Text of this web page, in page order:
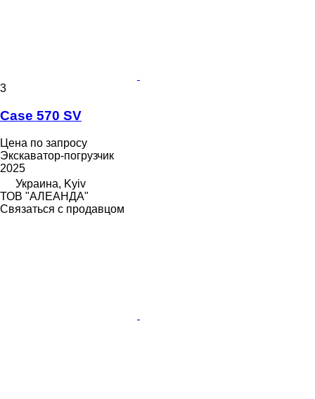
3
Case 570 SV
Цена по запросу
Экскаватор-погрузчик
2025
Украина, Kyiv
ТОВ "АЛЕАНДА"
Связаться с продавцом